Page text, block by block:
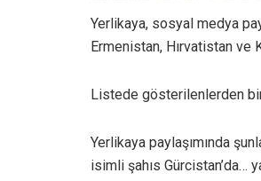
Yerlikaya, sosyal medya
Ermenistan, Hırvatistan ve
Listede gösterilenlerden
Yerlikaya paylaşımında
isimli şahıs Gürcistan’da…